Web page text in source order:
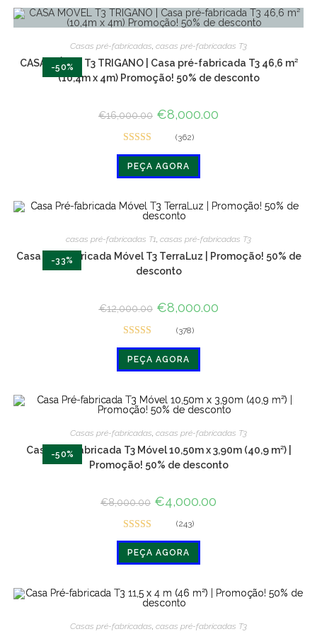
-50%
Casas pré-fabricadas, casas pré-fabricadas T3
CASA MÓVEL T3 TRIGANO | Casa pré-fabricada T3 46,6 m²
(10,4m x 4m) Promoção! 50% de desconto
€16,000.00 O
preço
original
€16,000.00.
€8,000.00
Avaliado em
4.9 de 5
(362)
PEÇA AGORA
-33%
casas pré-fabricadas T1, casas pré-fabricadas T3
Casa Pré-fabricada Móvel T3 TerraLuz | Promoção! 50% de
desconto
€12,000.00 O
preço
original
€12,000.00.
€8,000.00O
Avaliado
em 4.7 de 5
(378)
PEÇA AGORA
-50%
Casas pré-fabricadas casas pré-fabricadas T3
Casa Pré-fabricada T3 Móvel 10,50m x 3,90m (40,9 m²) |
Promoção! 50% de desconto
€8,000.00 O
preço
original
€8,000.00.
€4,000.00
Avaliado
em 4.6 de 5
(243)
PEÇA AGORA
Casas pré-fabricadas casas pré-fabricadas T3